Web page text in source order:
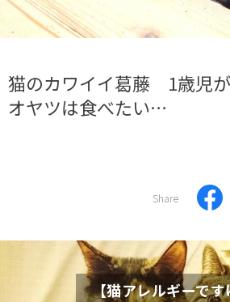
猫のカワイイ葛藤 1歳児が
オヤツは食べたい…
Share
【猫アレルギーです